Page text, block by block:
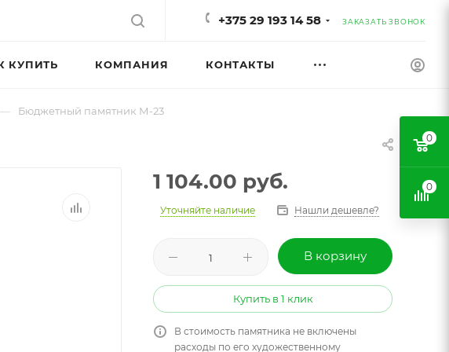
+375 29 193 14 58 ЗАКАЗАТЬ ЗВОНОК
КУПИТЬ КОМПАНИЯ КОНТАКТЫ
Бюджетный памятник М-23
1 104.00 руб.
Уточняйте наличие Нашли дешевле?
В корзину
Купить в 1 клик
В стоимость памятника не включены
расходы по его художественному
0
0